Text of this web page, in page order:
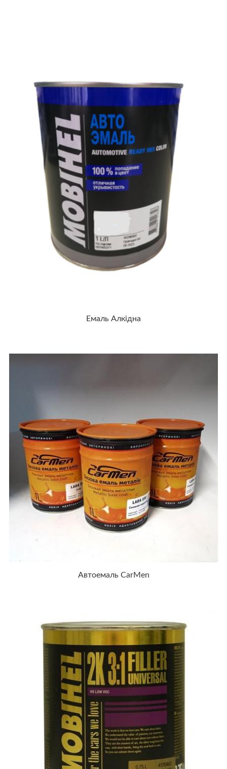
Емаль Алкідна
Автоемаль CarMen